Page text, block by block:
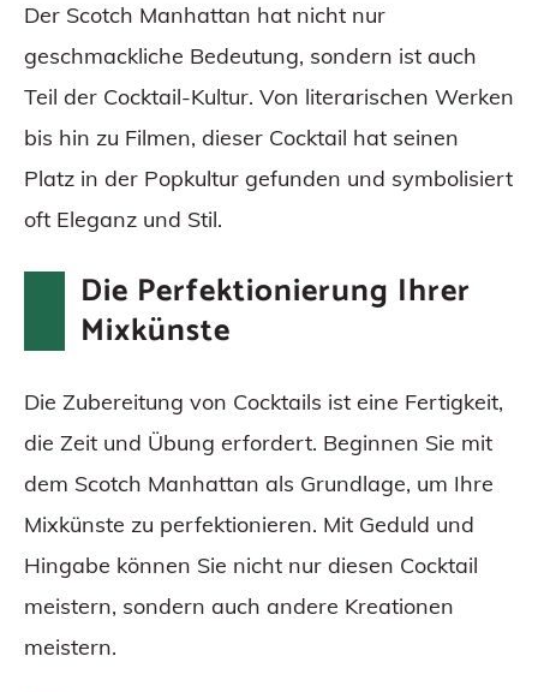
Der Scotch Manhattan hat nicht nur
geschmackliche Bedeutung, sondern ist auch
Teil der Cocktail-Kultur. Von literarischen Werken
bis hin zu Filmen, dieser Cocktail hat seinen
Platz in der Popkultur gefunden und symbolisiert
oft Eleganz und Stil.
Die Perfektionierung Ihrer
Mixkünste
Die Zubereitung von Cocktails ist eine Fertigkeit,
die Zeit und Übung erfordert. Beginnen Sie mit
dem Scotch Manhattan als Grundlage, um Ihre
Mixkünste zu perfektionieren. Mit Geduld und
Hingabe können Sie nicht nur diesen Cocktail
meistern, sondern auch andere Kreationen
meistern.